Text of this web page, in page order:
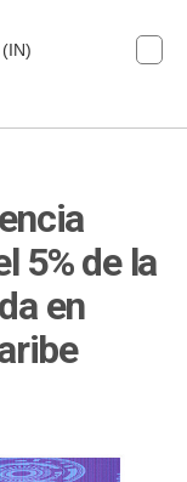
(IN)
5% de la
en